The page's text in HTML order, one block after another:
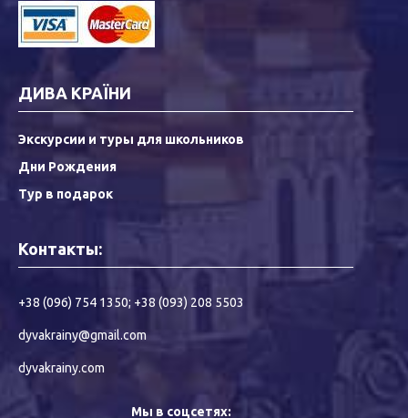
ДИВА КРАЇНИ
Экскурсии и туры для школьников
Дни Рождения
Тур в подарок
Контакты:
+38 (096) 754 1350; +38 (093) 208 5503
dyvakrainy@gmail.com
dyvakrainy.com
Мы в соцсетях: